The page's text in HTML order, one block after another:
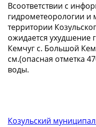
Всоответствии с
гидрометеорологии и
территории
ожидается ухудшение
Кемчуг с. Большой
см.(опасная отметка
воды.
Козульский